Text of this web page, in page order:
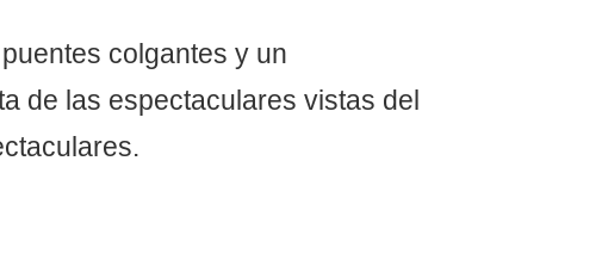
colgantes y un
de las espectaculares vistas del